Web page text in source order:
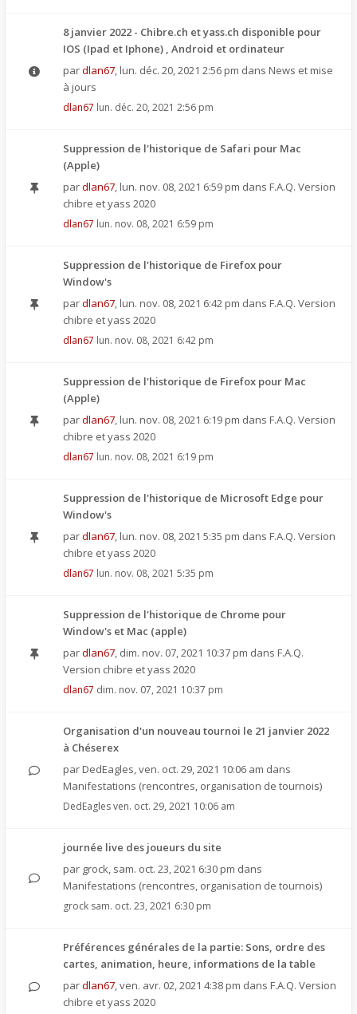
8 janvier 2022 - Chibre.ch et yass.ch disponible pour
IOS (Ipad et Iphone) , Android et ordinateur
pardlan67, lun. déc. 20, 2021 2:56 pm dans News et mise
à jours
dlan67 lun. déc. 20, 2021 2:56 pm
Suppression de l'historique de Safari pour Mac
(Apple)
pardlan67, lun. nov. 08, 2021 6:59 pm dans F.A.Q. Version
chibre et yass 2020
dlan67 lun. nov. 08, 2021 6:59 pm
Suppression de l'historique de Firefox pour
Window's
pardlan67, lun. nov. 08, 2021 6:42 pm dans F.A.Q. Version
chibre et yass 2020
dlan67 lun. nov. 08, 2021 6:42 pm
Suppression de l'historique de Firefox pour Mac
(Apple)
pardlan67, lun. nov. 08, 2021 6:19 pm dans F.A.Q. Version
chibre et yass 2020
dlan67 lun. nov. 08, 2021 6:19 pm
Suppression de l'historique de Microsoft Edge pour
Window's
pardlan67, lun. nov. 08, 2021 5:35 pm dans F.A.Q. Version
chibre et yass 2020
dlan67 lun. nov. 08, 2021 5:35 pm
Suppression de l'historique de Chrome pour
Window's et Mac (apple)
pardlan67, dim. nov. 07, 2021 10:37 pm dans F.A.Q.
Version chibre et yass 2020
dlan67 dim. nov. 07, 2021 10:37 pm
Organisation d'un nouveau tournoi le 21 janvier 2022
à Chéserex
par DedEagles,ven. oct. 29, 2021 10:06 am dans
Manifestations (rencontres, organisation de tournois)
DedEaglesven. oct. 29, 2021 10:06 am
journée live des joueurs du site
par grock, sam. oct. 23, 2021 6:30 pm dans
Manifestations (rencontres, organisation de tournois)
grock sam. oct. 23, 2021 6:30 pm
Préférences générales de la partie: Sons, ordre des
cartes, animation, heure, informations de la table
pardlan67,ven. avr. 02, 2021 4:38 pm dans F.A.Q. Version
chibre et yass 2020